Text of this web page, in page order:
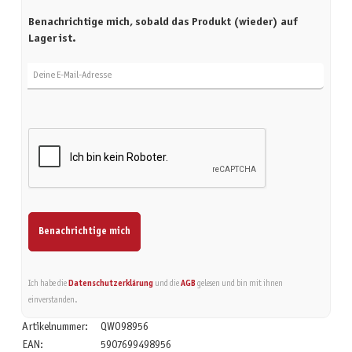
Benachrichtige mich, sobald das Produkt (wieder) auf
Lager ist.
Benachrichtige mich
Ich habe die Datenschutzerklärungund die AGBgelesen und bin mit ihnen
einverstanden.
Artikelnummer:
QWO98956
EAN:
5907699498956